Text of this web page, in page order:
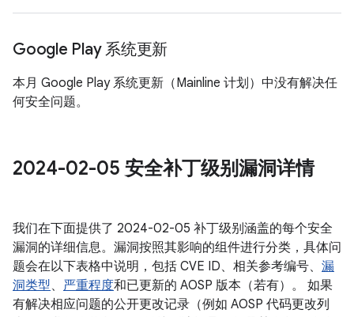
Google Play 系统更新
本月 Google Play 系统更新（Mainline 计划）中没有解决任
何安全问题。
2024-02-05 安全补丁级别漏洞详情
我们在下面提供了 2024-02-05 补丁级别涵盖的每个安全
漏洞的详细信息。漏洞按照其影响的组件进行分类，具体问
题会在以下表格中说明，包括 CVE ID、相关参考编号、 漏
洞类型、 严重程度和已更新的 AOSP 版本（若有）。 如果
有解决相应问题的公开更改记录（例如 AOSP 代码更改列